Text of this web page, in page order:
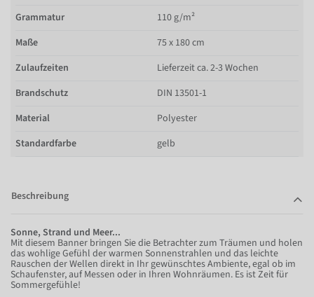
Grammatur
110 g/m²
Maße
75 x 180 cm
Zulaufzeiten
Lieferzeit ca. 2-3 Wochen
Brandschutz
DIN 13501-1
Material
Polyester
Standardfarbe
gelb
Beschreibung
Sonne, Strand und Meer...
Mit diesem Banner bringen Sie die Betrachter zum Träumen und holen
das wohlige Gefühl der warmen Sonnenstrahlen und das leichte
Rauschen der Wellen direkt in Ihr gewünschtes Ambiente, egal ob im
Schaufenster, auf Messen oder in Ihren Wohnräumen. Es ist Zeit für
Sommergefühle!